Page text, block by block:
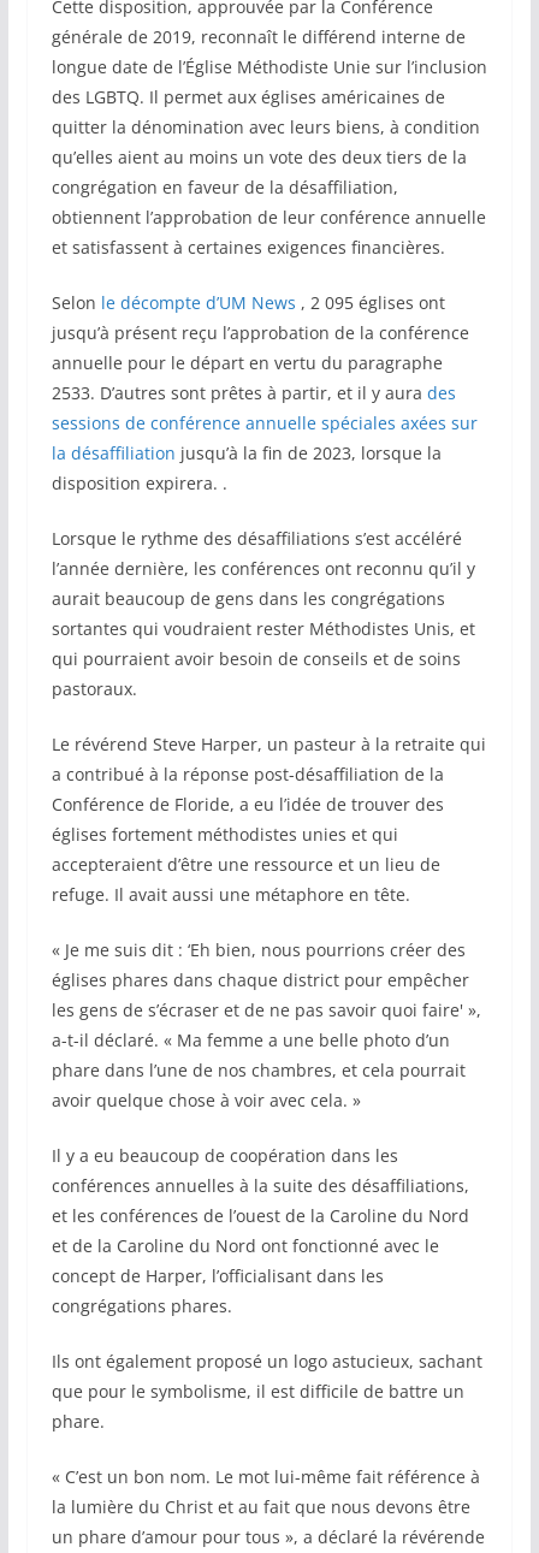
Cette disposition, approuvée par la Conférence
générale de 2019, reconnaît le différend interne de
longue date de l’Église Méthodiste Unie sur l’inclusion
des LGBTQ. Il permet aux églises américaines de
quitter la dénomination avec leurs biens, à condition
qu’elles aient au moins un vote des deux tiers de la
congrégation en faveur de la désaffiliation,
obtiennent l’approbation de leur conférence annuelle
et satisfassent à certaines exigences financières.
Selon le décompte d’UM News , 2 095 églises ont
jusqu’à présent reçu l’approbation de la conférence
annuelle pour le départ en vertu du paragraphe
2533. D’autres sont prêtes à partir, et il y aura des
sessions de conférence annuelle spéciales axées sur
la désaffiliation jusqu’à la fin de 2023, lorsque la
disposition expirera. .
Lorsque le rythme des désaffiliations s’est accéléré
l’année dernière, les conférences ont reconnu qu’il y
aurait beaucoup de gens dans les congrégations
sortantes qui voudraient rester Méthodistes Unis, et
qui pourraient avoir besoin de conseils et de soins
pastoraux.
Le révérend Steve Harper, un pasteur à la retraite qui
a contribué à la réponse post-désaffiliation de la
Conférence de Floride, a eu l’idée de trouver des
églises fortement méthodistes unies et qui
accepteraient d’être une ressource et un lieu de
refuge. Il avait aussi une métaphore en tête.
« Je me suis dit : ‘Eh bien, nous pourrions créer des
églises phares dans chaque district pour empêcher
les gens de s’écraser et de ne pas savoir quoi faire' »,
a-t-il déclaré. « Ma femme a une belle photo d’un
phare dans l’une de nos chambres, et cela pourrait
avoir quelque chose à voir avec cela. »
Il y a eu beaucoup de coopération dans les
conférences annuelles à la suite des désaffiliations,
et les conférences de l’ouest de la Caroline du Nord
et de la Caroline du Nord ont fonctionné avec le
concept de Harper, l’officialisant dans les
congrégations phares.
Ils ont également proposé un logo astucieux, sachant
que pour le symbolisme, il est difficile de battre un
phare.
« C’est un bon nom. Le mot lui-même fait référence à
la lumière du Christ et au fait que nous devons être
un phare d’amour pour tous », a déclaré la révérende